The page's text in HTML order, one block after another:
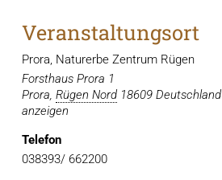
Veranstaltungsort
Prora, Naturerbe Zentrum Rügen
Forsthaus Prora 1
Prora, Rügen Nord 18609 Deutschland
anzeigen
Telefon
038393/ 662200